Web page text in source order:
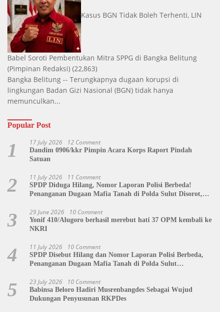
Kasus BGN Tidak Boleh Terhenti, LIN
Babel Soroti Pembentukan Mitra SPPG di Bangka Belitung
(Pimpinan Redaksi) (22,863)
Bangka Belitung -- Terungkapnya dugaan korupsi di
lingkungan Badan Gizi Nasional (BGN) tidak hanya
memunculkan...
Popular Post
1 17 July 2026 12 Comment
Dandim 0906/kkr Pimpin Acara Korps Raport Pindah
Satuan
2 11 July 2026 11 Comment
SPDP Diduga Hilang, Nomor Laporan Polisi Berbeda!
Penanganan Dugaan Mafia Tanah di Polda Sulut Disorot,
3 29 June 2026 10 Comment
Yonif 410/Alugoro berhasil merebut hati 37 OPM kembali ke
NKRI
4 11 July 2026 10 Comment
SPDP Disebut Hilang dan Nomor Laporan Polisi Berbeda,
Penanganan Dugaan Mafia Tanah di Polda Sulut
5 23 July 2026 10 Comment
Babinsa Beloro Hadiri Musrenbangdes Sebagai Wujud
Dukungan Penyusunan RKPDes